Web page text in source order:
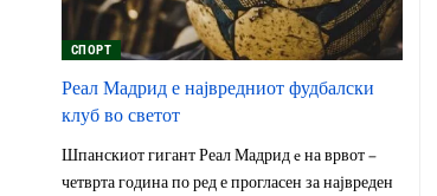
СПОРТ
Реал Мадрид е највредниот фудбалски
клуб во светот
Шпанскиот гигант Реал Мадрид e на врвот –
четврта година по ред е прогласен за највреден